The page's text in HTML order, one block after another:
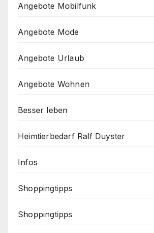
Angebote Mobilfunk
Angebote Mode
Angebote Urlaub
Angebote Wohnen
Besser leben
Heimtierbedarf Ralf Duyster
Infos
Shoppingtipps
Shoppingtipps